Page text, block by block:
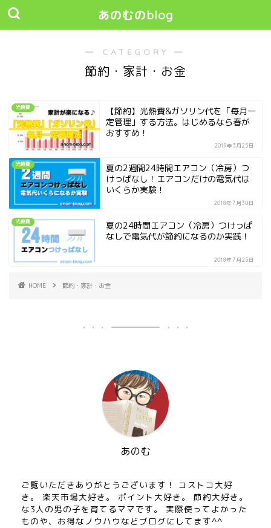
あのむのblog
― CATEGORY ―
節約・家計・お金
光熱費
【節約】光熱費&ガソリン代を「毎月一
定管理」する方法。はじめるなら春が
おすすめ！
2019年3月25日
光熱費
夏の2週間24時間エアコン（冷房）つ
けっぱなし！エアコンだけの電気代は
いくらか実験！
2018年7月30日
光熱費
夏の24時間エアコン（冷房）つけっぱ
なしで電気代が節約になるのか実践！
2018年7月25日
HOME 節約・家計・お金
あのむ
ご覧いただきありがとうございます！ コストコ大好
き。 楽天市場大好き。 ポイント大好き。 節約大好き。
な3人の男の子を育てるママです。 実際使ってよかった
ものや、お得なノウハウなどブログにしてます^^